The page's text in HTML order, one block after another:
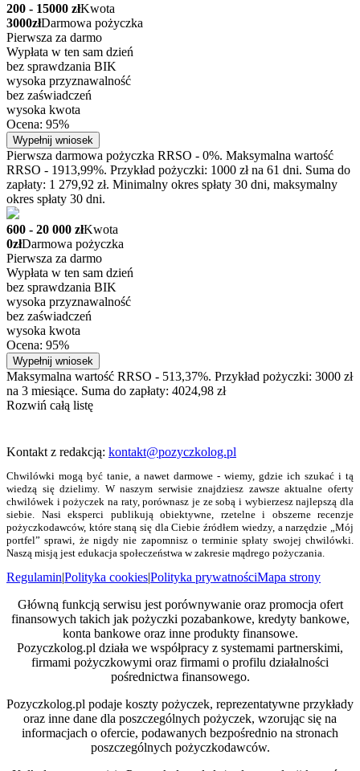
200 - 15000 złKwota
3000złDarmowa pożyczka
Pierwsza za darmo
Wypłata w ten sam dzień
bez sprawdzania BIK
wysoka przyznawalność
bez zaświadczeń
wysoka kwota
Ocena: 95%
Wypełnij wniosek
Pierwsza darmowa pożyczka RRSO - 0%. Maksymalna wartość
RRSO - 1913,99%. Przykład pożyczki: 1000 zł na 61 dni. Suma do
zapłaty: 1 279,92 zł. Minimalny okres spłaty 30 dni, maksymalny
okres spłaty 30 dni.
600 - 20 000 złKwota
0złDarmowa pożyczka
Pierwsza za darmo
Wypłata w ten sam dzień
bez sprawdzania BIK
wysoka przyznawalność
bez zaświadczeń
wysoka kwota
Ocena: 95%
Wypełnij wniosek
Maksymalna wartość RRSO - 513,37%. Przykład pożyczki: 3000 zł
na 3 miesiące. Suma do zapłaty: 4024,98 zł
Rozwiń całą listę
Kontakt z redakcją: kontakt@pozyczkolog.pl
Chwilówki mogą być tanie, a nawet darmowe - wiemy, gdzie ich szukać i tą
wiedzą się dzielimy. W naszym serwisie znajdziesz zawsze aktualne oferty
chwilówek i pożyczek na raty, porównasz je ze sobą i wybierzesz najlepszą dla
siebie. Nasi eksperci publikują obiektywne, rzetelne i obszerne recenzje
pożyczkodawców, które staną się dla Ciebie źródłem wiedzy, a narzędzie „Mój
portfel” sprawi, że nigdy nie zapomnisz o terminie spłaty swojej chwilówki.
Naszą misją jest edukacja społeczeństwa w zakresie mądrego pożyczania.
Regulamin|Polityka cookies|Polityka prywatnościMapa strony
Główną funkcją serwisu jest porównywanie oraz promocja ofert
finansowych takich jak pożyczki pozabankowe, kredyty bankowe,
konta bankowe oraz inne produkty finansowe.
Pozyczkolog.pl działa we współpracy z systemami partnerskimi,
firmami pożyczkowymi oraz firmami o profilu działalności
pośrednictwa finansowego.
Pozyczkolog.pl podaje koszty pożyczek, reprezentatywne przykłady
oraz inne dane dla poszczególnych pożyczek, wzorując się na
informacjach o ofercie, podawanych bezpośrednio na stronach
poszczególnych pożyczkodawców.